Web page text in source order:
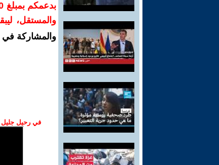
والمستقل،
والمشاركة
في رحيل جليل